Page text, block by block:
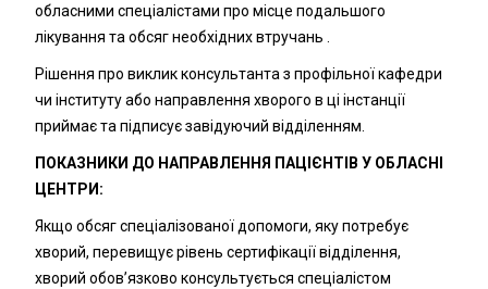
обласними спеціалістами про місце подальшого
лікування та обсяг необхідних втручань .
Рішення про виклик консультанта з профільної кафедри
чи інституту або направлення хворого в ці інстанції
приймає та підписує завідуючий відділенням.
ПОКАЗНИКИ ДО НАПРАВЛЕННЯ ПАЦІЄНТІВ У ОБЛАСНІ
ЦЕНТРИ:
Якщо обсяг спеціалізованої допомоги, яку потребує
хворий, перевищує рівень сертифікації відділення,
хворий обов’язково консультується спеціалістом